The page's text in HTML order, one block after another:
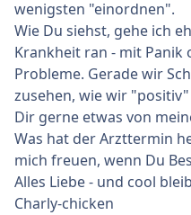
wenigsten "einordnen".
Wie Du siehst, gehe ich
Krankheit ran - mit Panik
Probleme. Gerade wir
zusehen, wie wir
Dir gerne etwas von
Was hat der Arzttermin
mich freuen, wenn Du
Alles Liebe - und cool
Charly-chicken